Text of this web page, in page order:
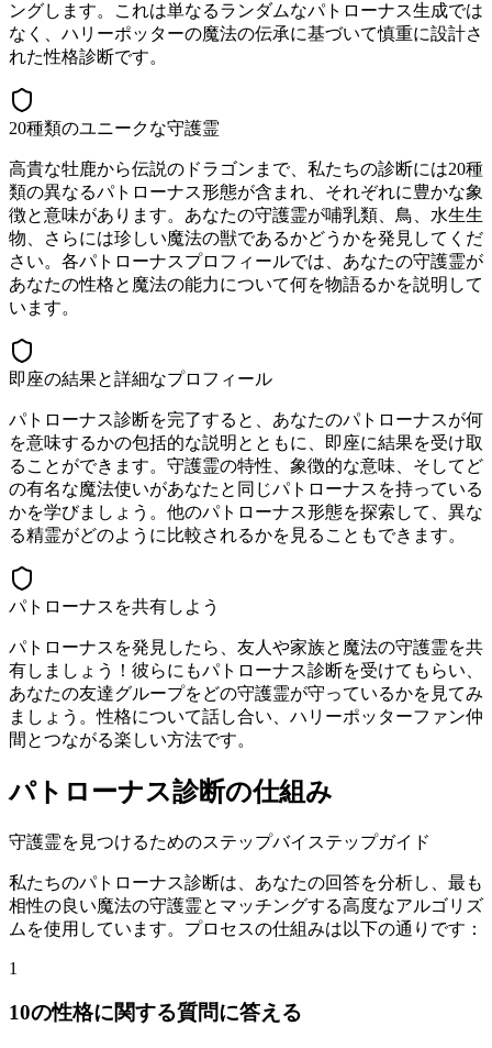
ングします。これは単なるランダムなパトローナス生成では
なく、ハリーポッターの魔法の伝承に基づいて慎重に設計さ
れた性格診断です。
20種類のユニークな守護霊
高貴な牡鹿から伝説のドラゴンまで、私たちの診断には20種
類の異なるパトローナス形態が含まれ、それぞれに豊かな象
徴と意味があります。あなたの守護霊が哺乳類、鳥、水生生
物、さらには珍しい魔法の獣であるかどうかを発見してくだ
さい。各パトローナスプロフィールでは、あなたの守護霊が
あなたの性格と魔法の能力について何を物語るかを説明して
います。
即座の結果と詳細なプロフィール
パトローナス診断を完了すると、あなたのパトローナスが何
を意味するかの包括的な説明とともに、即座に結果を受け取
ることができます。守護霊の特性、象徴的な意味、そしてど
の有名な魔法使いがあなたと同じパトローナスを持っている
かを学びましょう。他のパトローナス形態を探索して、異な
る精霊がどのように比較されるかを見ることもできます。
パトローナスを共有しよう
パトローナスを発見したら、友人や家族と魔法の守護霊を共
有しましょう！彼らにもパトローナス診断を受けてもらい、
あなたの友達グループをどの守護霊が守っているかを見てみ
ましょう。性格について話し合い、ハリーポッターファン仲
間とつながる楽しい方法です。
パトローナス診断の仕組み
守護霊を見つけるためのステップバイステップガイド
私たちのパトローナス診断は、あなたの回答を分析し、最も
相性の良い魔法の守護霊とマッチングする高度なアルゴリズ
ムを使用しています。プロセスの仕組みは以下の通りです：
1
10の性格に関する質問に答える